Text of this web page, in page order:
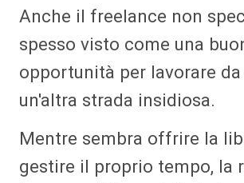
Anche il freelance non
spesso visto come una
opportunità per lavorare
un'altra strada insidiosa.
Mentre sembra offrire la
gestire il proprio tempo, la